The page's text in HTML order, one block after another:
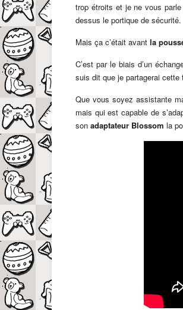
trop étroits et je ne vous
dessus le portique de sécurité.
Mais ça c’était avant la
C’est par le biais d’un
suis dit que je partagerai
Que vous soyez assistante
mais qui est capable de
son adaptateur Blossom la